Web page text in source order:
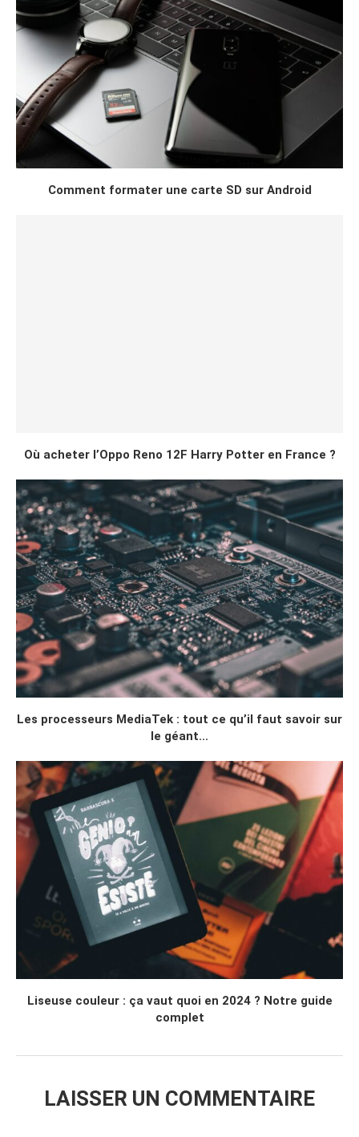
Comment formater une carte SD sur Android
Où acheter l’Oppo Reno 12F Harry Potter en France ?
Les processeurs MediaTek : tout ce qu’il faut savoir sur
le géant...
Liseuse couleur : ça vaut quoi en 2024 ? Notre guide
complet
LAISSER UN COMMENTAIRE